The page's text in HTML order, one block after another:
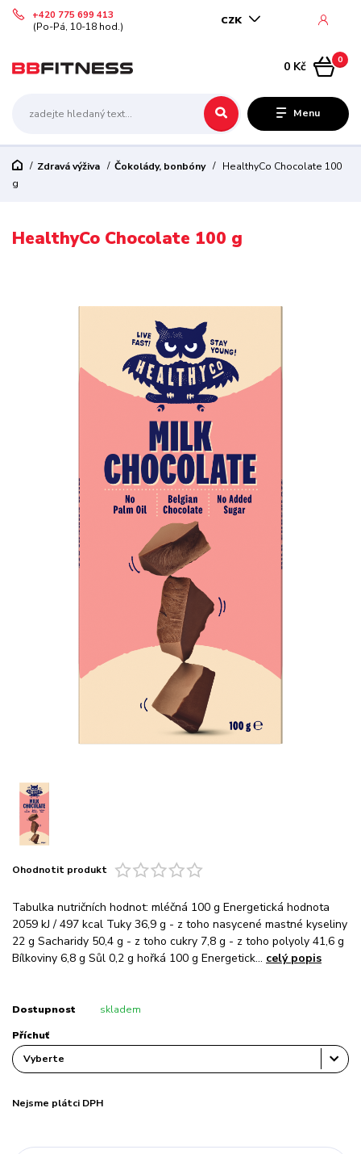
Menu
CZK
+420 775 699 413
(Po-Pá, 10-18 hod.)
0
0 Kč
Zdravá výživa Čokolády, bonbóny
HealthyCo Chocolate 100
g
HealthyCo Chocolate 100 g
Ohodnotit produkt
Tabulka nutričních hodnot: mléčná 100 g Energetická hodnota
2059 kJ / 497 kcal Tuky 36,9 g - z toho nasycené mastné kyseliny
22 g Sacharidy 50,4 g - z toho cukry 7,8 g - z toho polyoly 41,6 g
Bílkoviny 6,8 g Sůl 0,2 g hořká 100 g Energetick... celý popis
Dostupnost skladem
Příchuť
Nejsme plátci DPH